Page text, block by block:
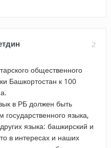
2
общественного
Башкортостан к 100
в РБ должен быть
государственного языка,
языка: башкирский и
в интересах и наших